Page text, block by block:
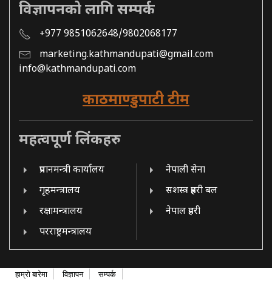
विज्ञापनको लागि सम्पर्क
+977 9851062648/9802068177
marketing.kathmandupati@gmail.com
info@kathmandupati.com
काठमाण्डुपाटी टीम
महत्वपूर्ण लिंकहरु
प्रधानमन्त्री कार्यालय
गृहमन्त्रालय
रक्षामन्त्रालय
परराष्ट्रमन्त्रालय
नेपाली सेना
सशस्त्र प्रहरी बल
नेपाल प्रहरी
हाम्रो बारेमा विज्ञापन सम्पर्क